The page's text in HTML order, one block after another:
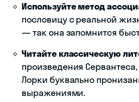
Используйте метод
пословицу с реальной
— так она запомнится
Читайте классическую
произведения Сервантеса,
Лорки буквально
выражениями.